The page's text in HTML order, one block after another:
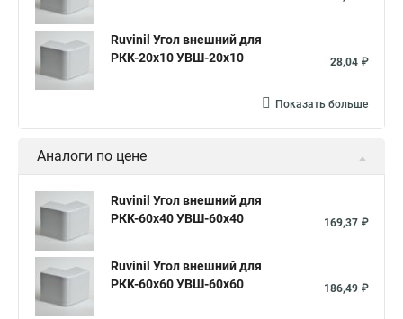
Ruvinil Угол внешний для
РКК-20х10 УВШ-20х10
28,04 ₽
Показать больше
Аналоги по цене
Ruvinil Угол внешний для
РКК-60х40 УВШ-60х40
169,37 ₽
Ruvinil Угол внешний для
РКК-60х60 УВШ-60х60
186,49 ₽